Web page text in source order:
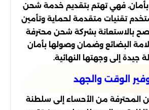
فهي تهتم بتقديم خدمة شحن
تقنيات متقدمة لحماية وتأمين
بالاستعانة بشركة شحن محترفة
البضائع وضمان وصولها بأمان
جيدة إلى وجهتها النهائية.
الوقت والجهد
المحترفة من الأحساء إلى سلطنة